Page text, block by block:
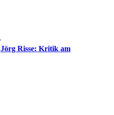
Jörg Risse: Kritik am